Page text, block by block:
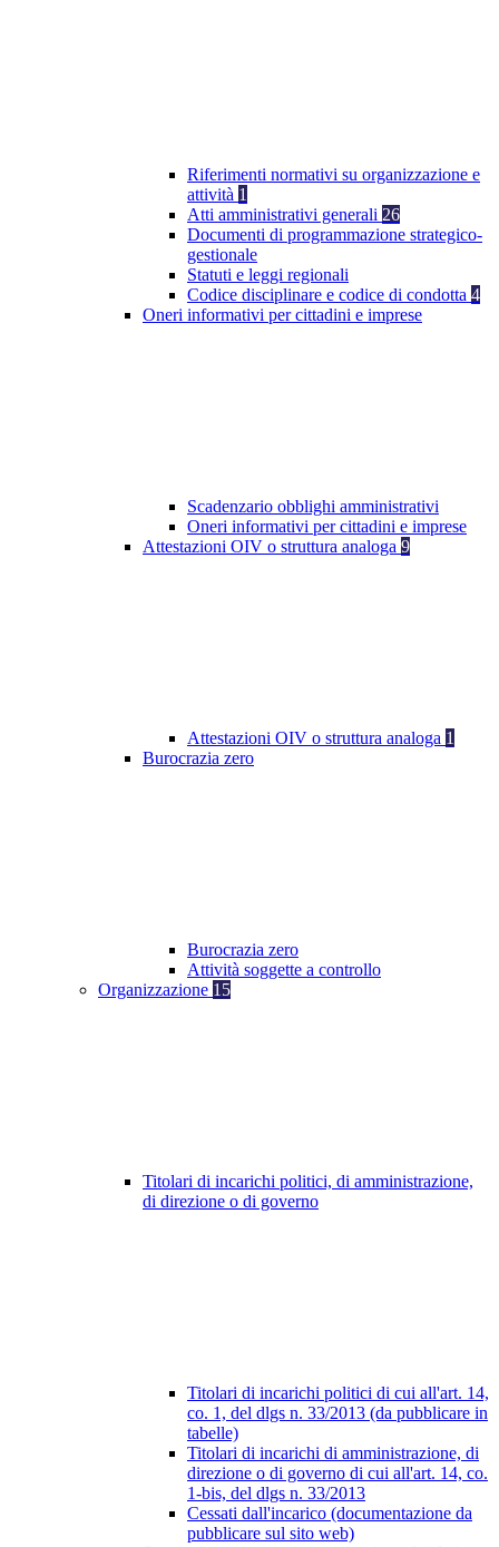
Riferimenti normativi su organizzazione e
attività 1
Atti amministrativi generali 26
Documenti di programmazione strategico-
gestionale
Statuti e leggi regionali
Codice disciplinare e codice di condotta 4
Oneri informativi per cittadini e imprese
Scadenzario obblighi amministrativi
Oneri informativi per cittadini e imprese
Attestazioni OIV o struttura analoga 9
Attestazioni OIV o struttura analoga 1
Burocrazia zero
Burocrazia zero
Attività soggette a controllo
Organizzazione 15
Titolari di incarichi politici, di amministrazione,
di direzione o di governo
Titolari di incarichi politici di cui all'art. 14,
co. 1, del dlgs n. 33/2013 (da pubblicare in
tabelle)
Titolari di incarichi di amministrazione, di
direzione o di governo di cui all'art. 14, co.
1-bis, del dlgs n. 33/2013
Cessati dall'incarico (documentazione da
pubblicare sul sito web)